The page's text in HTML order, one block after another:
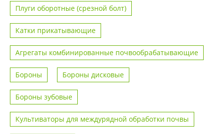
Плуги оборотные (срезной болт)
Катки прикатывающие
Агрегаты комбинированные почвообрабатывающие
Бороны Бороны дисковые
Бороны зубовые
Культиваторы для междурядной обработки почвы